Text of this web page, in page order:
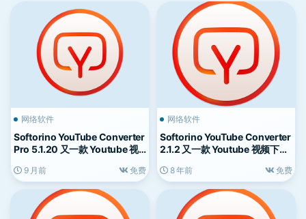
网络软件
Softorino YouTube Converter
Pro 5.1.20 又一款 Youtube 视
9 月前 免费
网络软件
Softorino YouTube Converter
2.1.2 又一款 Youtube 视频下载
8 年前 免费